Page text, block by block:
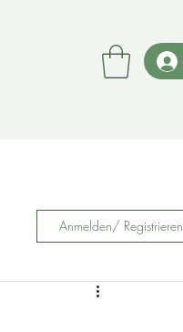
Anmelden/ Registrieren